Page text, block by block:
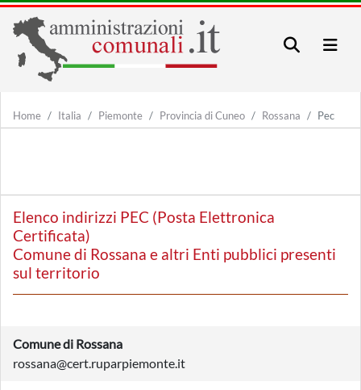
Home Italia Piemonte Provincia di Cuneo Rossana Pec
Elenco indirizzi PEC (Posta Elettronica
Certificata)
Comune di Rossana e altri Enti pubblici presenti
sul territorio
Comune di Rossana
rossana@cert.ruparpiemonte.it